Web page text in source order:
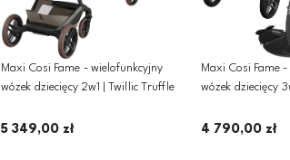
Maxi Cosi Fame - wielofunkcyjny
wózek dziecięcy 2w1 | Twillic Truffle
5 349,00 zł
Maxi Cosi Fame
wózek dziecięcy
4 790,00 zł